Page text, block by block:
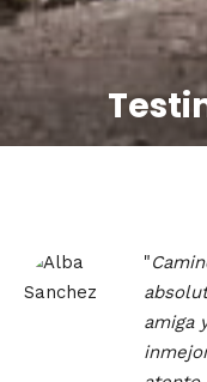
"
amiga